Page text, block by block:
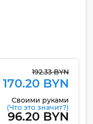
192.33 BYN
170.20 BYN
Своими руками
(Что это значит?)
96.20 BYN